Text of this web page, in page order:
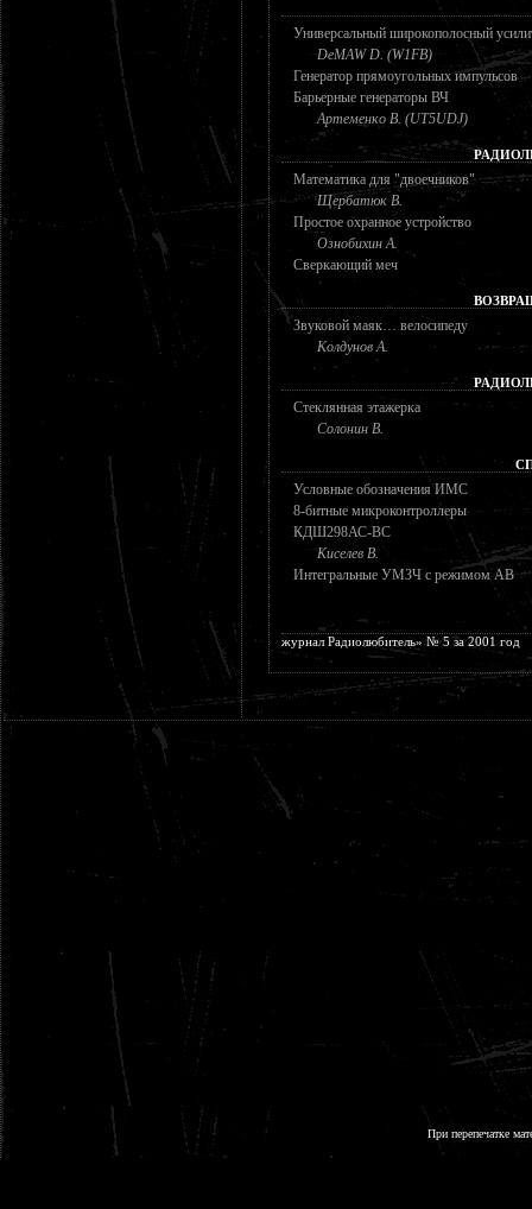
Универсальный широкополосный
DeMAW D. (W1FB)
Генератор прямоугольных импульсов
Барьерные генераторы ВЧ
Артеменко В. (UT5UDJ)
Математика для "двоечников"
Щербатюк В.
Простое охранное устройство
Ознобихин А.
Сверкающий меч
Звуковой маяк… велосипеду
Колдунов А.
Стеклянная этажерка
Солонин В.
Условные обозначения ИМС
8-битные микроконтроллеры
КДШ298АС-ВС
Киселев В.
Интегральные УМЗЧ с режимом АВ
журнал Радиолюбитель» № 5 за 2001 год
При перепечатке